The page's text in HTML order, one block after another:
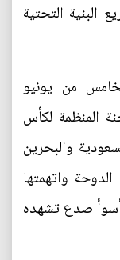
البنية التحتية
من يونيو
المنظمة لكأس
السعودية والبحرين
واتهمتها
صدع تشهده